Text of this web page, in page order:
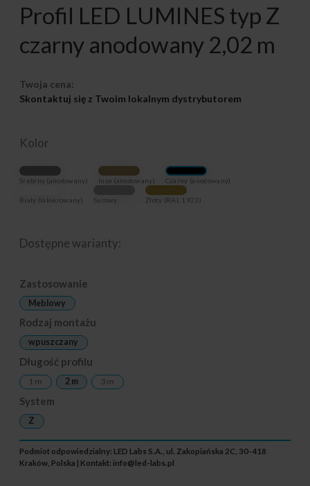
Profil LED LUMINES typ Z
czarny anodowany 2,02 m
Twoja cena:
Skontaktuj się z Twoim lokalnym dystrybutorem
Kolor
Srebrny (anodowany) Inox (anodowany) Czarny (anodowany)
Biały (lakierowany) Surowy Złoty (RAL 1923)
Dostępne warianty:
Zastosowanie
Meblowy
Rodzaj montażu
wpuszczany
Długość profilu
1 m 2 m 3 m
System
Z
Podmiot odpowiedzialny: LED Labs S.A., ul. Zakopiańska 2C, 30-418
Kraków, Polska | Kontakt: info@led-labs.pl